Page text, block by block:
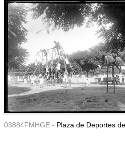
03884FMHGE - Plaza de Deportes